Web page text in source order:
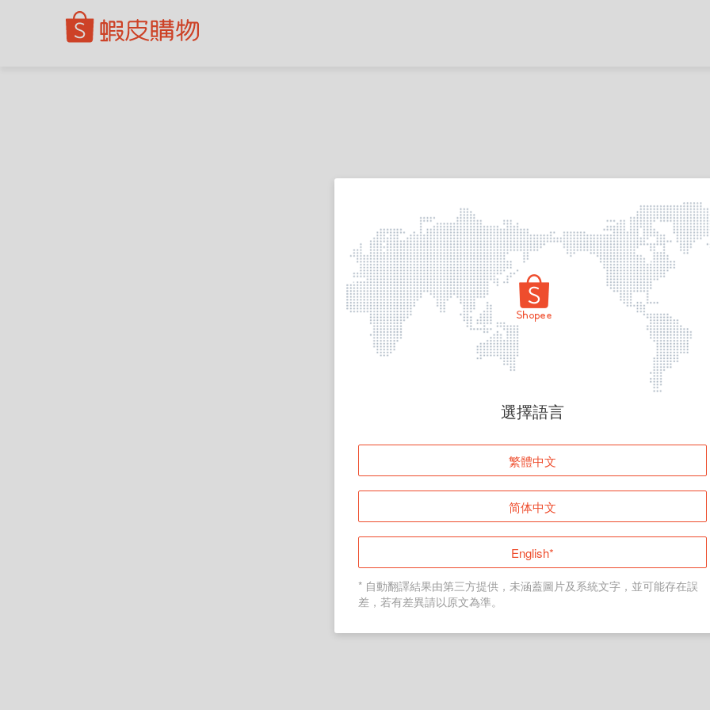
頁面無法顯示
登入
返回首頁
選擇語言
繁體中文
简体中文
English*
* 自動翻譯結果由第三方提供，未涵蓋圖片及系統文字，並可能存在誤
差，若有差異請以原文為準。